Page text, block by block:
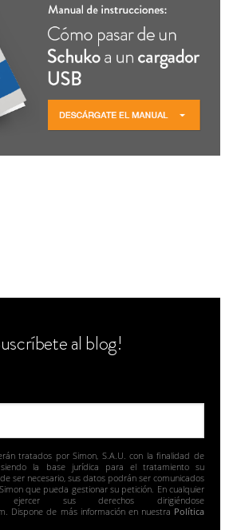
al blog!
tratados por Simon, S.A.U. con la finalidad de
la base jurídica para el tratamiento su
ser necesario, sus datos podrán ser comunicados
que pueda gestionar su petición. En cualquier
ejercer sus derechos dirigiéndose
Dispone de más información en nuestra Política